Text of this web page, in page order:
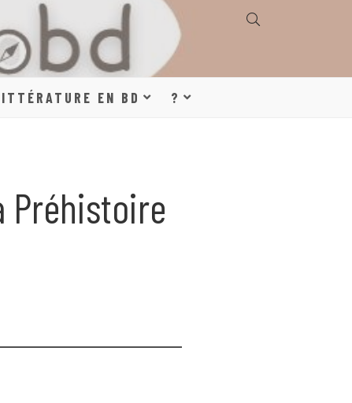
GÉOGRAPHIE,
LITTÉRATURE
DESSINÉE
EN BD ?
Préhistoire